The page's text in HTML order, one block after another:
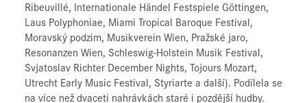
Ribeuvillé, Internationale Händel Festspiele Göttingen,
Laus Polyphoniae, Miami Tropical Baroque Festival,
Moravský podzim, Musikverein Wien, Pražské jaro,
Resonanzen Wien, Schleswig-Holstein Musik Festival,
Svjatoslav Richter December Nights, Tojours Mozart,
Utrecht Early Music Festival, Styriarte a další). Podílela se
na více než dvaceti nahrávkách staré i pozdější hudby.